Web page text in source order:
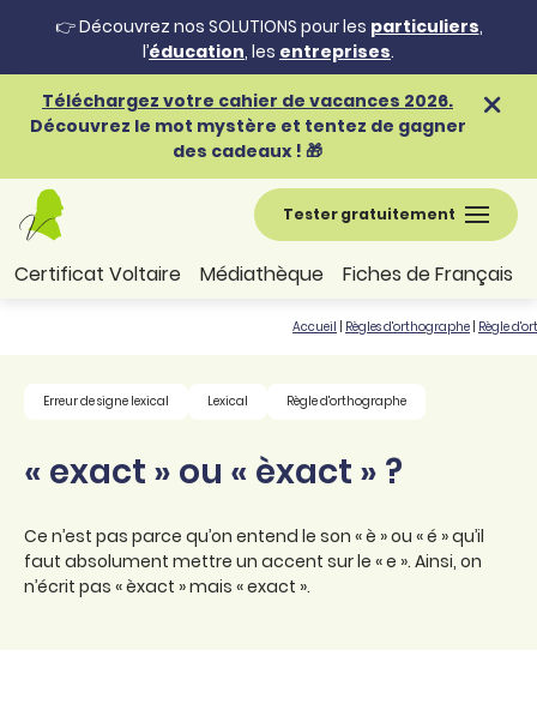
👉 Découvrez nos SOLUTIONS pour les particuliers,
l’éducation, les entreprises.
Téléchargez votre cahier de vacances 2026.
Découvrez le mot mystère et tentez de gagner
des cadeaux ! 🎁
Tester gratuitement
Certificat Voltaire Médiathèque Fiches de Français
Accueil Règles d'orthographe Règle
Erreur de signe lexical Lexical Règle d'orthographe
« exact » ou « èxact » ?
Ce n’est pas parce qu’on entend le son « è » ou « é » qu’il
faut absolument mettre un accent sur le « e ». Ainsi, on
n’écrit pas « èxact » mais « exact ».